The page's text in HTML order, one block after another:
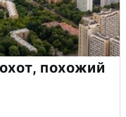
похожий